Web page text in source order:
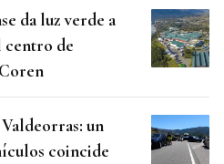
da luz verde a
centro de
un
coincide